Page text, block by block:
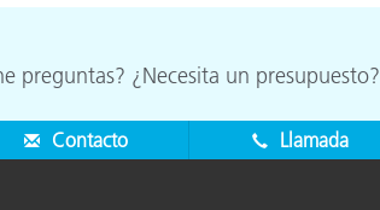
preguntas? ¿Necesita un presupuesto?
Contacto Llamada